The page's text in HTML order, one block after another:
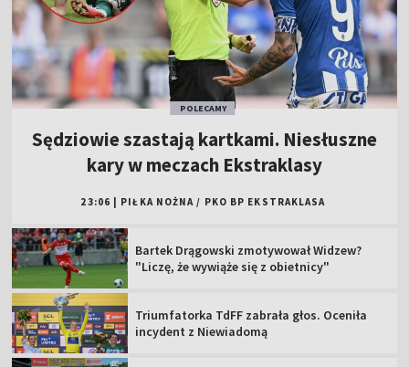
POLECAMY
Sędziowie szastają kartkami. Niesłuszne
kary w meczach Ekstraklasy
23:06 PIŁKA NOŻNA / PKO BP EKSTRAKLASA
Bartek Drągowski zmotywował Widzew?
"Liczę, że wywiąże się z obietnicy"
Triumfatorka TdFF zabrała głos. Oceniła
incydent z Niewiadomą